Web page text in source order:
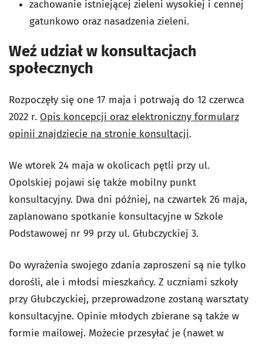
zachowanie istniejącej zieleni wysokiej i cennej
gatunkowo oraz nasadzenia zieleni.
Weź udział w konsultacjach
społecznych
Rozpoczęły się one 17 maja i potrwają do 12 czerwca
2022 r. Opis koncepcji oraz elektroniczny formularz
opinii znajdziecie na stronie konsultacji.
We wtorek 24 maja w okolicach pętli przy ul.
Opolskiej pojawi się także mobilny punkt
konsultacyjny. Dwa dni później, na czwartek 26 maja,
zaplanowano spotkanie konsultacyjne w Szkole
Podstawowej nr 99 przy ul. Głubczyckiej 3.
Do wyrażenia swojego zdania zaproszeni są nie tylko
dorośli, ale i młodsi mieszkańcy. Z uczniami szkoły
przy Głubczyckiej, przeprowadzone zostaną warsztaty
konsultacyjne. Opinie młodych zbierane są także w
formie mailowej. Możecie przesyłać je (nawet w